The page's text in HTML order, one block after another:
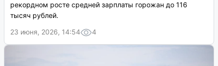
рекордном росте средней зарплаты горожан до 116
тысяч рублей.
23 июня, 2026, 14:54
4